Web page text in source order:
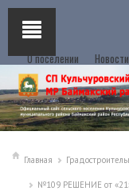
О поселении Новости
Главная
№109 РЕШЕНИЕ от «21»